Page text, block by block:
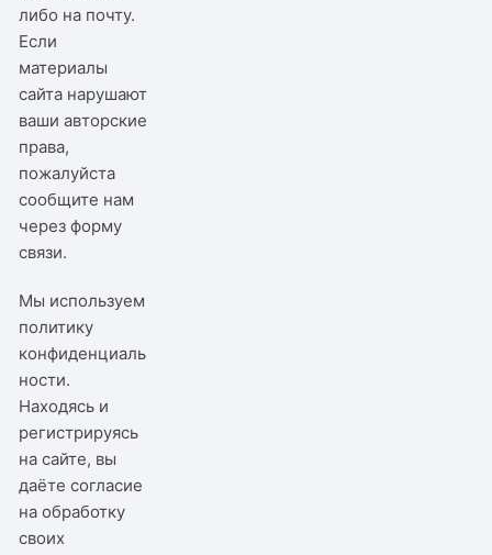
либо на почту.
Если
материалы
сайта нарушают
ваши авторские
права,
пожалуйста
сообщите нам
черезформу
связи.
Мы используем
политику
конфиденциаль
ности.
Находясь и
регистрируясь
на сайте, вы
даёте согласие
на обработку
своих